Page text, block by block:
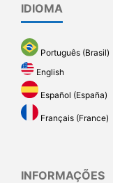
IDIOMA
Português (Brasil)
English
Español (España)
Français (France)
INFORMAÇÕES